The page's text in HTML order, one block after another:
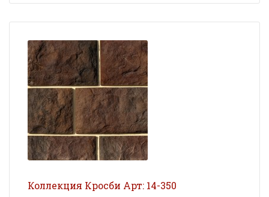
Коллекция Кросби Арт: 14-350